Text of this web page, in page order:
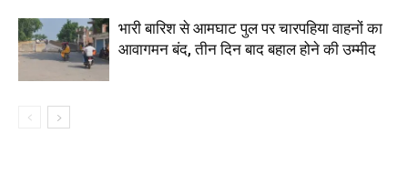
भारी बारिश से आमघाट पुल पर चारपहिया वाहनों का
आवागमन बंद, तीन दिन बाद बहाल होने की उम्मीद